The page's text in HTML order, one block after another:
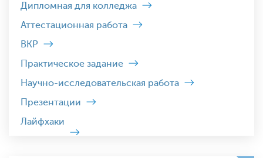
Дипломная для колледжа
Аттестационная работа
ВКР
Практическое задание
Научно-исследовательская работа
Презентации
Лайфхаки